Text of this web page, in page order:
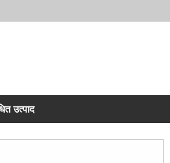
उत्पाद